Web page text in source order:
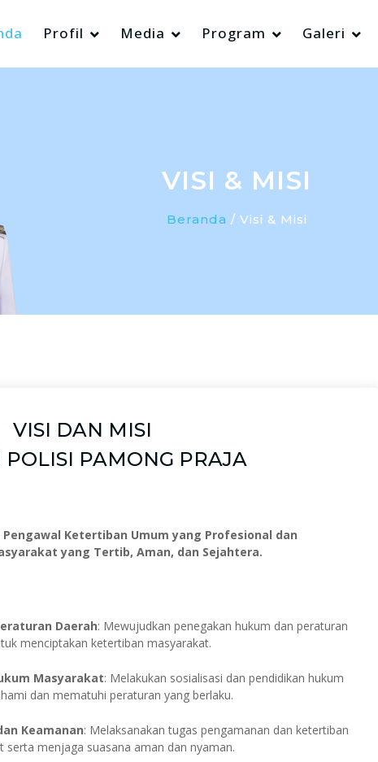
Profil Media Program Galeri
VISI & MISI
Beranda / Visi & Misi
VISI DAN MISI
POLISI PAMONG PRAJA
Ketertiban Umum yang Profesional dan
yang Tertib, Aman, dan Sejahtera.
Daerah: Mewujudkan penegakan hukum dan peraturan
menciptakan ketertiban masyarakat.
Masyarakat: Melakukan sosialisasi dan pendidikan hukum
dan mematuhi peraturan yang berlaku.
Keamanan: Melaksanakan tugas pengamanan dan ketertiban
serta menjaga suasana aman dan nyaman.